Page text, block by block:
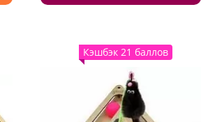
Кэшбэк 21 баллов